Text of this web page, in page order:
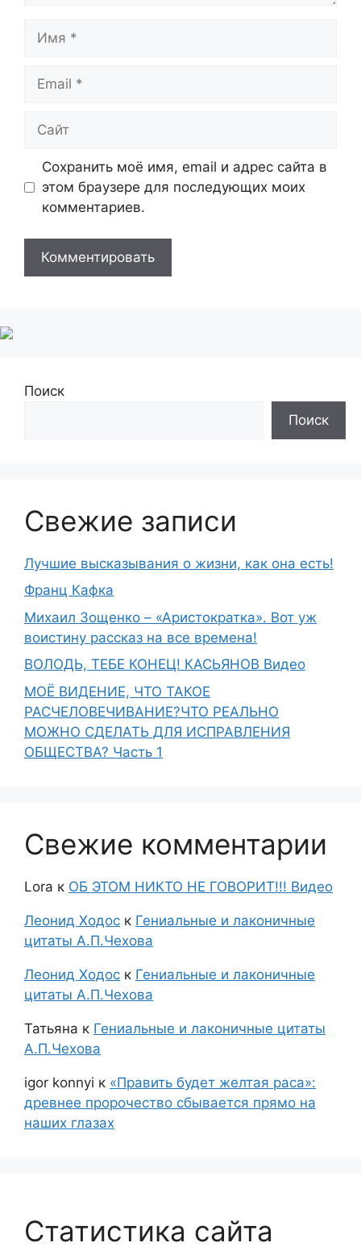
Имя
Email
Сайт
Сохранить моё имя, email и адрес сайта в
этом браузере для последующих моих
комментариев.
Поиск
Поиск
Свежие записи
Лучшие высказывания о жизни, как она есть!
Франц Кафка
Михаил Зощенко – «Аристократка». Вот уж
воистину рассказ на все времена!
ВОЛОДЬ, ТЕБЕ КОНЕЦ! КАСЬЯНОВ Видео
МОЁ ВИДЕНИЕ, ЧТО ТАКОЕ
РАСЧЕЛОВЕЧИВАНИЕ?ЧТО РЕАЛЬНО
МОЖНО СДЕЛАТЬ ДЛЯ ИСПРАВЛЕНИЯ
ОБЩЕСТВА? Часть 1
Свежие комментарии
Lora к ОБ ЭТОМ НИКТО НЕ ГОВОРИТ!!! Видео
Леонид Ходос к Гениальные и лаконичные
цитаты А.П.Чехова
Леонид Ходос к Гениальные и лаконичные
цитаты А.П.Чехова
Татьяна к Гениальные и лаконичные цитаты
А.П.Чехова
igor konnyi к «Править будет желтая раса»:
древнее пророчество сбывается прямо на
наших глазах
Статистика сайта